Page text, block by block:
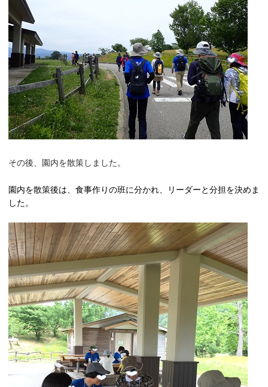
その後、園内を散策しました。
園内を散策後は、食事作りの班に分かれ、リーダーと分担を決めま
した。